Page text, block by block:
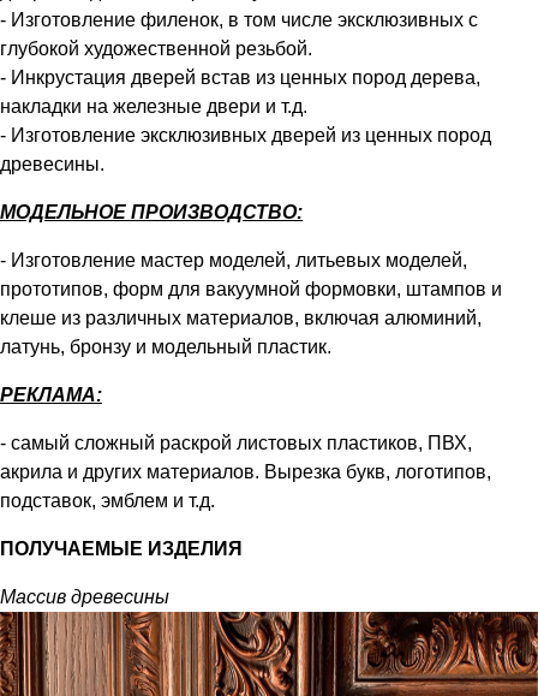
- Изготовление филенок, в том числе эксклюзивных с
глубокой художественной резьбой.
- Инкрустация дверей встав из ценных пород дерева,
накладки на железные двери и т.д.
- Изготовление эксклюзивных дверей из ценных пород
древесины.
МОДЕЛЬНОЕ ПРОИЗВОДСТВО:
- Изготовление мастер моделей, литьевых моделей,
прототипов, форм для вакуумной формовки, штампов и
клеше из различных материалов, включая алюминий,
латунь, бронзу и модельный пластик.
РЕКЛАМА:
- самый сложный раскрой листовых пластиков, ПВХ,
акрила и других материалов. Вырезка букв, логотипов,
подставок, эмблем и т.д.
ПОЛУЧАЕМЫЕ ИЗДЕЛИЯ
Массив древесины